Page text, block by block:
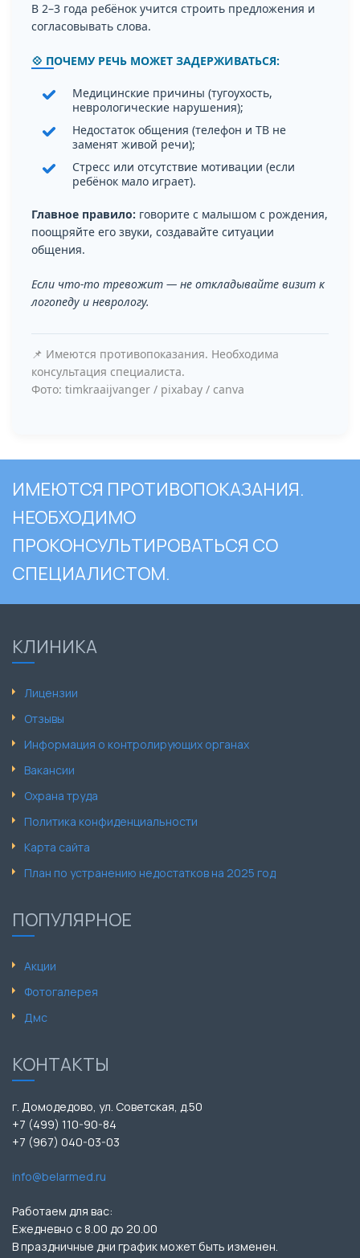
В 2–3 года ребёнок учится строить предложения и
согласовывать слова.
💠 ПОЧЕМУ РЕЧЬ МОЖЕТ ЗАДЕРЖИВАТЬСЯ:
Медицинские причины (тугоухость,
неврологические нарушения);
Недостаток общения (телефон и ТВ не
заменят живой речи);
Стресс или отсутствие мотивации (если
ребёнок мало играет).
Главное правило: говорите с малышом с рождения,
поощряйте его звуки, создавайте ситуации
общения.
Если что-то тревожит — не откладывайте визит к
логопеду и неврологу.
📌 Имеются противопоказания. Необходима
консультация специалиста.
Фото: timkraaijvanger / pixabay / canva
ИМЕЮТСЯ ПРОТИВОПОКАЗАНИЯ.
НЕОБХОДИМО
ПРОКОНСУЛЬТИРОВАТЬСЯ СО
СПЕЦИАЛИСТОМ.
КЛИНИКА
Лицензии
Отзывы
Информация о контролирующих органах
Вакансии
Охрана труда
Политика конфиденциальности
Карта сайта
План по устранению недостатков на 2025 год
ПОПУЛЯРНОЕ
Акции
Фотогалерея
Дмс
КОНТАКТЫ
г. Домодедово, ул. Советская, д.50
+7 (499) 110-90-84
+7 (967) 040-03-03
info@belarmed.ru
Работаем для вас:
Ежедневно с 8.00 до 20.00
В праздничные дни график может быть изменен.